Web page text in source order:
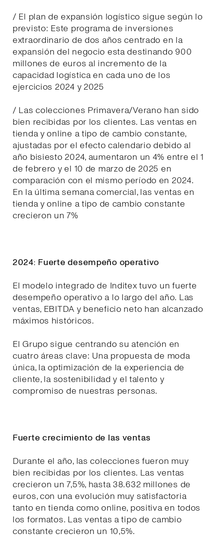
/ El plan de expansión logístico sigue según lo
previsto: Este programa de inversiones
extraordinario de dos años centrado en la
expansión del negocio esta destinando 900
millones de euros al incremento de la
capacidad logística en cada uno de los
ejercicios 2024 y 2025
/ Las colecciones Primavera/Verano han sido
bien recibidas por los clientes. Las ventas en
tienda y online a tipo de cambio constante,
ajustadas por el efecto calendario debido al
año bisiesto 2024, aumentaron un 4% entre el 1
de febrero y el 10 de marzo de 2025 en
comparación con el mismo período en 2024.
En la última semana comercial, las ventas en
tienda y online a tipo de cambio constante
crecieron un 7%
2024: Fuerte desempeño operativo
El modelo integrado de Inditex tuvo un fuerte
desempeño operativo a lo largo del año. Las
ventas, EBITDA y beneficio neto han alcanzado
máximos históricos.
El Grupo sigue centrando su atención en
cuatro áreas clave: Una propuesta de moda
única, la optimización de la experiencia de
cliente, la sostenibilidad y el talento y
compromiso de nuestras personas.
Fuerte crecimiento de las ventas
Durante el año, las colecciones fueron muy
bien recibidas por los clientes. Las ventas
crecieron un 7,5%, hasta 38.632 millones de
euros, con una evolución muy satisfactoria
tanto en tienda como online, positiva en todos
los formatos. Las ventas a tipo de cambio
constante crecieron un 10,5%.